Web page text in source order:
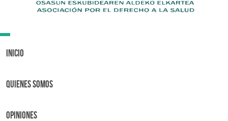
Toggle
Inicio
Quienes Somos
OPINIONES